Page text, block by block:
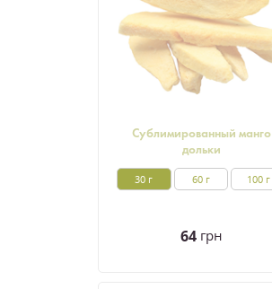
Сублимированный манго
дольки
30 г 60 г 100 г
64 грн